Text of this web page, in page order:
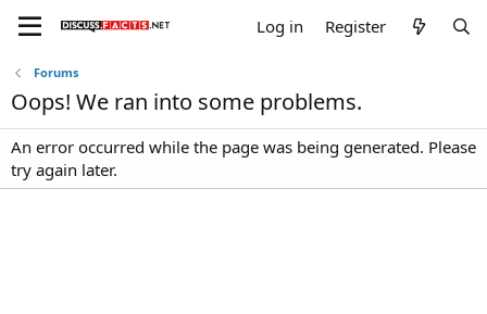
Log in Register
Forums
Oops! We ran into some problems.
An error occurred while the page was being generated. Please
try again later.